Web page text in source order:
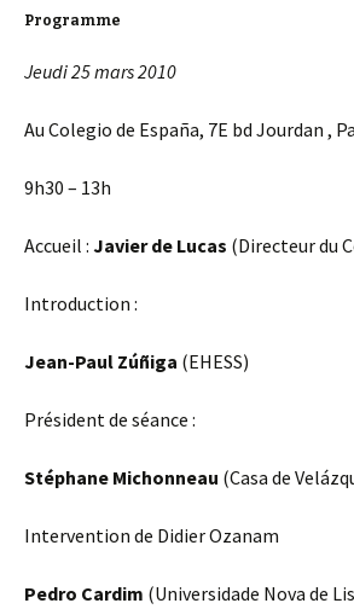
Programme
Jeudi 25 mars 2010
Au Colegio de España, 7E bd Jourdan ,
9h30 – 13h
Accueil : Javier de Lucas (Directeur du
Introduction :
Jean-Paul Zúñiga (EHESS)
Président de séance :
Stéphane Michonneau (Casa de
Intervention de Didier Ozanam
Pedro Cardim (Universidade Nova de